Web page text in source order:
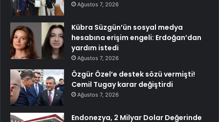
Ağustos 7, 2026
Kübra Süzgün’ün sosyal medya
hesabına erişim engeli: Erdoğan’dan
yardım istedi
Ağustos 7, 2026
Özgür Özel’e destek sözü vermişti!
Cemil Tugay karar değiştirdi
Ağustos 7, 2026
Endonezya, 2 Milyar Dolar Değerinde